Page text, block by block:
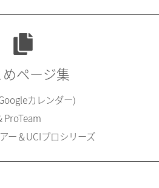
めページ集
カレンダー)
ProTeam
ー＆UCIプロシリーズ